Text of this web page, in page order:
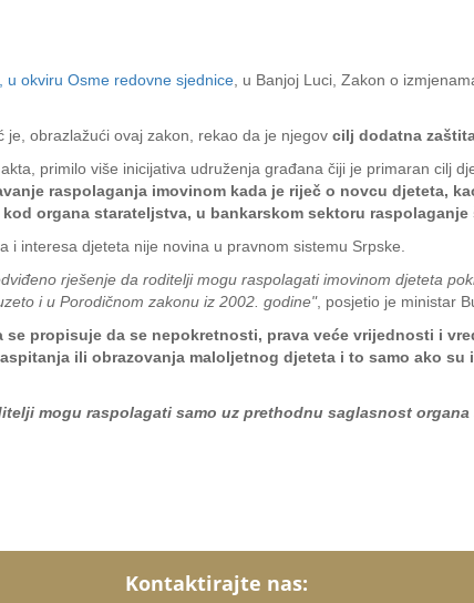
u okviru Osme redovne sjednice , u Banjoj Luci, Zakon o
je, obrazlažući ovaj zakon, rekao da je njegov cilj dodatna
primilo više inicijativa udruženja građana čiji je primaran cilj
raspolaganja imovinom kada je riječ o novcu djeteta,
organa starateljstva, u bankarskom sektoru
interesa djeteta nije novina u pravnom sistemu Srpske.
rješenje da roditelji mogu raspolagati imovinom djeteta
i u Porodičnom zakonu iz 2002. godine", posjetio je ministar
se propisuje da se nepokretnosti, prava veće vrijednosti i
ili obrazovanja maloljetnog djeteta i to samo ako
mogu raspolagati samo uz prethodnu saglasnost organa
Kontaktirajte nas: